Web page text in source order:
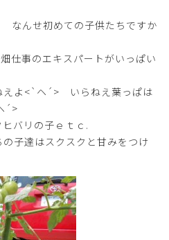
なんせ初めての子供たちですか
仕事のエキスパートがいっぱい
えよ<`ヘ´> いらねえ葉っぱは
´>
バリの子ｅｔｃ.
子達はスクスクと甘みをつけ